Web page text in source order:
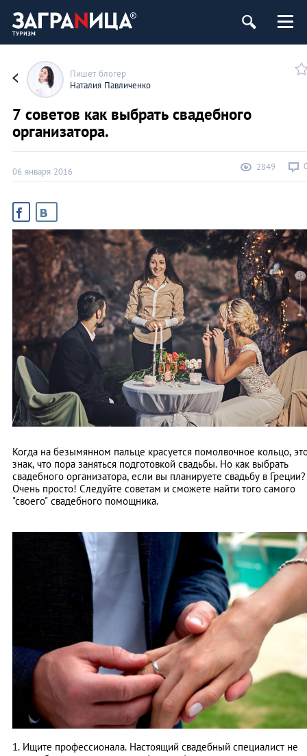
Пишет блогер
Наталия Павличенко
7 советов как выбрать свадебного
организатора.
06 января 2016 2849
Когда на безымянном пальце красуется помолвочное кольцо,
знак, что пора заняться подготовкой свадьбы. Но как выбрать
свадебного организатора, если вы планируете свадьбу в Греции?
Очень просто! Следуйте советам и сможете найти того самого
"своего" свадебного помощника.
1. Ищите профессионала. Настоящий свадебный специалист не